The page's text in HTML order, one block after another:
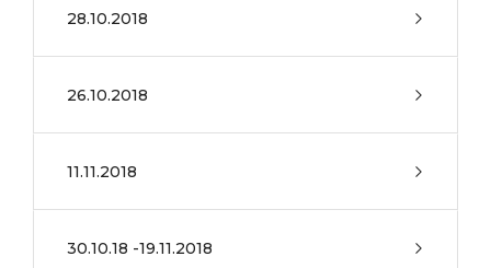
28.10.2018
26.10.2018
11.11.2018
30.10.18 -19.11.2018